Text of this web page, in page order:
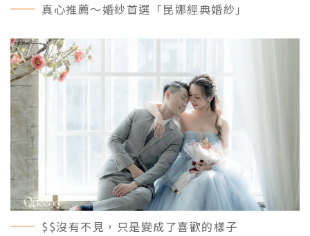
真心推薦～婚紗首選「昆娜經典婚紗」
$$沒有不見，只是變成了喜歡的樣子